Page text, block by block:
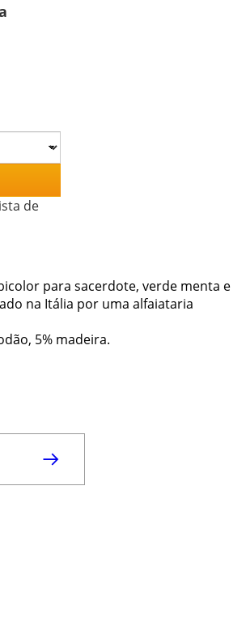
de
para sacerdote, verde menta e
na Itália por uma alfaiataria
5% madeira.